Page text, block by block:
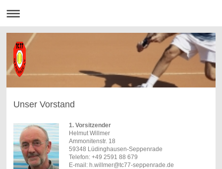
Unser Vorstand
1. Vorsitzender
Helmut Willmer
Ammonitenstr. 18
59348 Lüdinghausen-Seppenrade
Telefon: +49 2591 88 679
E-mail: h.willmer@tc77-seppenrade.de